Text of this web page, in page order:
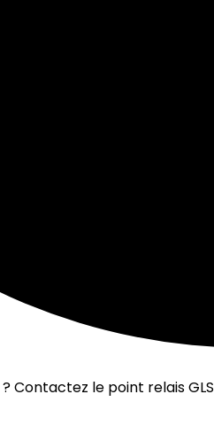
? Contactez le point relais GLS